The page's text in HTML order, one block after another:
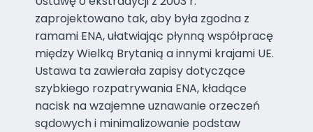
zaprojektowano tak, aby była zgodna z
ramami ENA, ułatwiając płynną współpracę
między Wielką Brytanią a innymi krajami UE.
Ustawa ta zawierała zapisy dotyczące
szybkiego rozpatrywania ENA, kładące
nacisk na wzajemne uznawanie orzeczeń
sądowych i minimalizowanie podstaw